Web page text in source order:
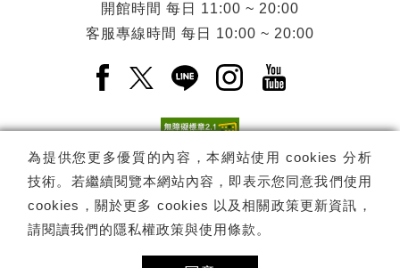
為提供您更多優質的內容，本網站使用 cookies 分析
技術。若繼續閱覽本網站內容，即表示您同意我們使用
cookies，關於更多 cookies 以及相關政策更新資訊，
請閱讀我們的隱私權政策與使用條款 。
開館時間 每日
11:00 ~ 20:00
客服專線時間 每日 10:00 ~ 20:00
Facebook(另開新視窗)
X(另開新視窗)
LINE(另開新視窗)
Instagram(另開新視
YouTube(另開
電子報訂閱 訂閱
Copyright © 國家表演藝術中心 -衛武營國家藝術文化中心